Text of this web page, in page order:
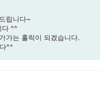
립니다~
다 ^^
가는 홀릭이 되겠습니다.
^^